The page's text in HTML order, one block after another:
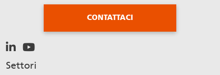
CONTATTACI
Settori